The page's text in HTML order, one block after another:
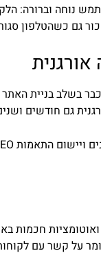
נוחה וברורה:
בניית האתר
חכמות
על קשר עם